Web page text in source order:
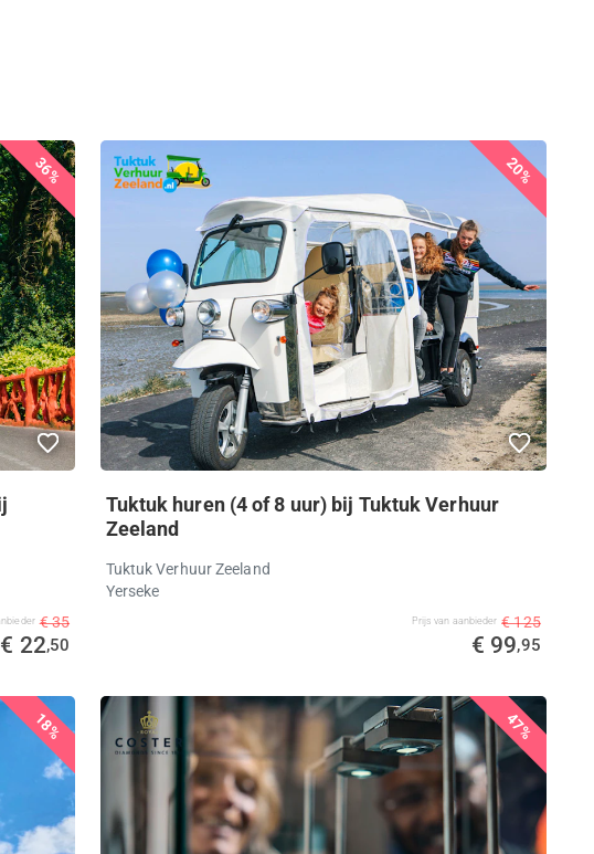
36%
€ 35
€ 22,50
20%
Tuktuk huren (4 of 8 uur) bij Tuktuk Verhuur
Zeeland
Tuktuk Verhuur Zeeland
Yerseke
Prijs van aanbieder € 125
€ 99,95
18% 47%